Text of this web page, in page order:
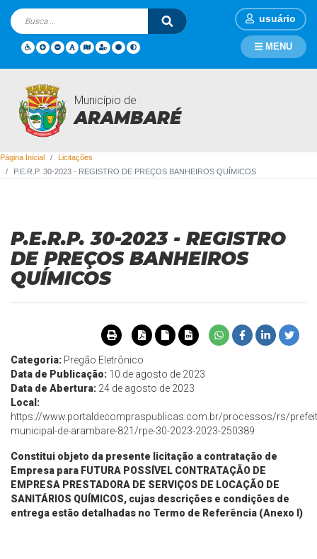
usuário
Município de
ARAMBARÉ
MENU
Licitações
Página Inicial
Licitações
P.E.R.P. 30-2023 - REGISTRO DE PREÇOS BANHEIROS QUÍMICOS
P.E.R.P. 30-2023 - REGISTRO
DE PREÇOS BANHEIROS
QUÍMICOS
Categoria: Pregão Eletrônico
Data de Publicação: 10 de agosto de 2023
Data de Abertura: 24 de agosto de 2023
Local:
https://www.portaldecompraspublicas.com.br/processos/rs/
municipal-de-arambare-821/rpe-30-2023-2023-250389
Constitui objeto da presente licitação a contratação de
Empresa para FUTURA POSSÍVEL CONTRATAÇÃO DE
EMPRESA PRESTADORA DE SERVIÇOS DE LOCAÇÃO DE
SANITÁRIOS QUÍMICOS, cujas descrições e condições de
entrega estão detalhadas no Termo de Referência (Anexo I)